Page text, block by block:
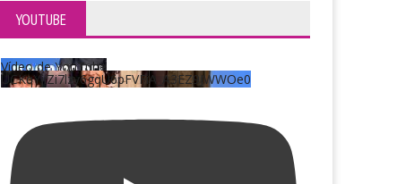
YOUTUBE
Vídeo de YouTube
UCKqYjiZi7lzy6gqU6pFVFiA_A3EZ9JWWOe0